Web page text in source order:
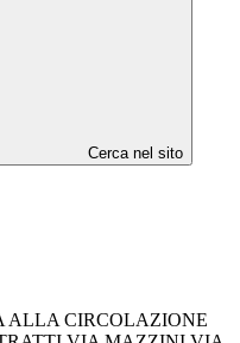
Cerca nel sito
ALLA CIRCOLAZIONE